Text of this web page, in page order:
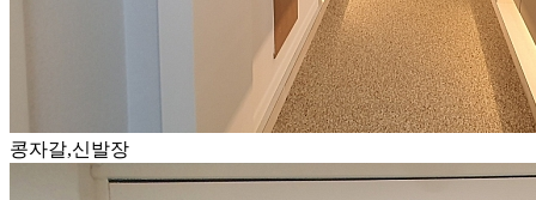
콩자갈,신발장